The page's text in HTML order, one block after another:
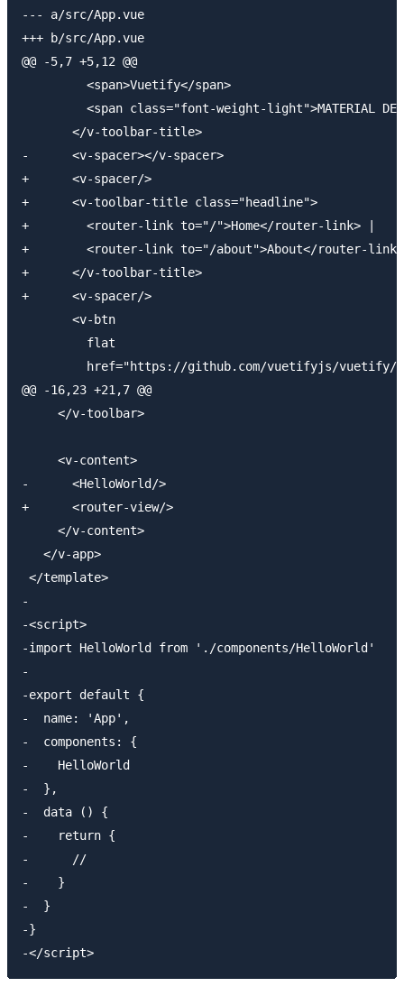
--- a/src/App.vue
+++ b/src/App.vue
@@ -5,7 +5,12 @@
         <span>Vuetify</span>
<span class="font-weight-light">MATERIAL
       </v-toolbar-title>
-      <v-spacer></v-spacer>
+      <v-spacer/>
+      <v-toolbar-title class="headline">
+        <router-link to="/">Home</router-link> |
+        <router-link to="/about">About</router-link>
+      </v-toolbar-title>
+      <v-spacer/>
       <v-btn
         flat
href="https://github.com/vuetifyjs/vuetify/
@@ -16,23 +21,7 @@
     </v-toolbar>
     <v-content>
-      <HelloWorld/>
+      <router-view/>
     </v-content>
   </v-app>
</template>
-
-<script>
-import HelloWorld from './components/HelloWorld'
-
-export default {
-  name: 'App',
-  components: {
-    HelloWorld
-  },
-  data () {
-    return {
-      //
-    }
-  }
-}